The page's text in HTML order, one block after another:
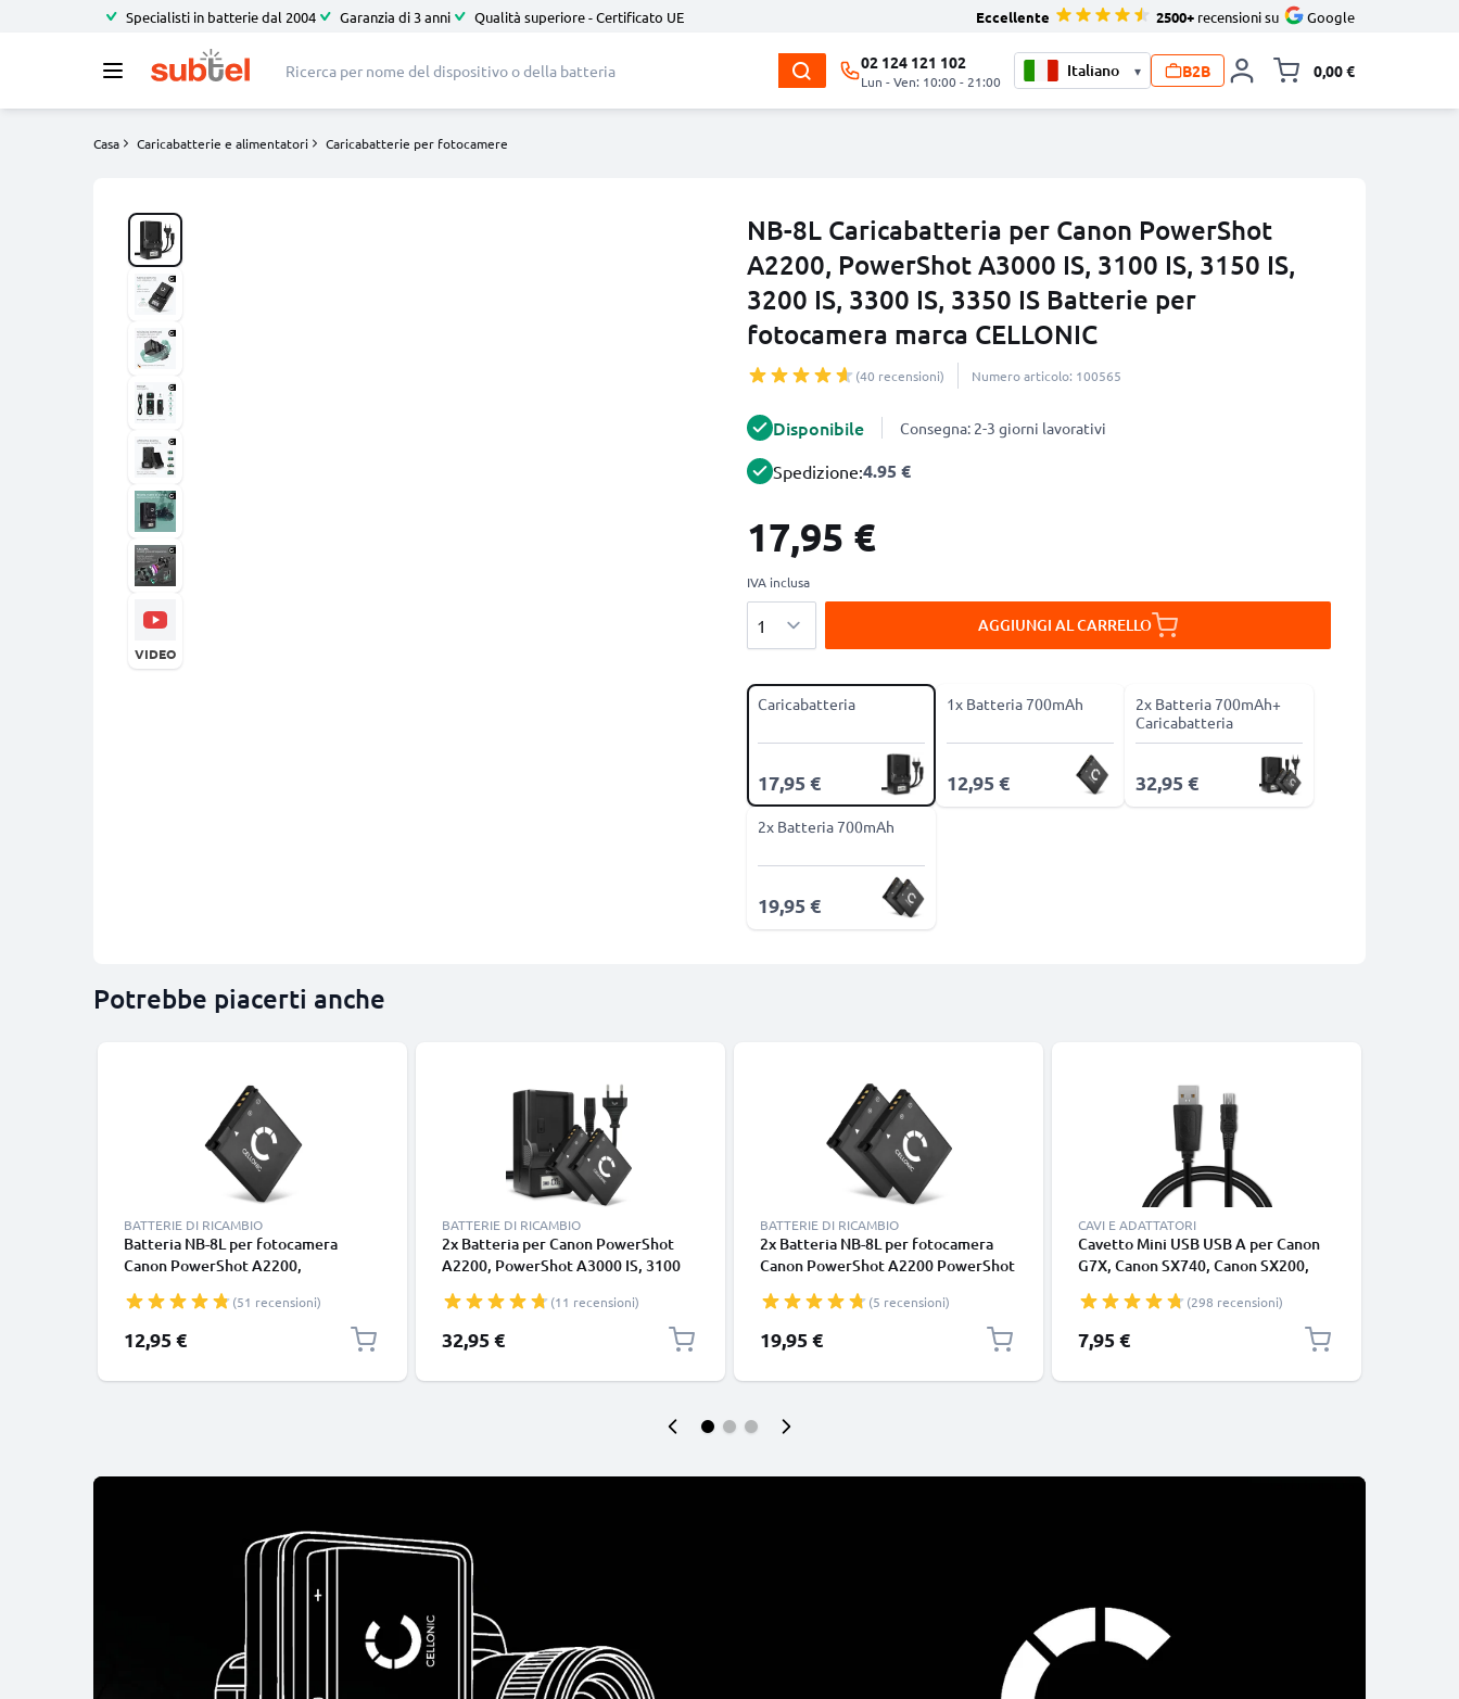
Specialisti in batterie dal 2004 Garanzia di 3 anni Qualità superiore - Certificato UE Eccellente 2500+ recensioni su Google
02 124 121 102
Lun - Ven: 10:00 - 21:00
▾ B2B 0,00 €
Casa Caricabatterie e alimentatori Caricabatterie per fotocamere
NB-8L Caricabatteria per Canon PowerShot
A2200, PowerShot A3000 IS, 3100 IS, 3150 IS,
3200 IS, 3300 IS, 3350 IS Batterie per
fotocamera marca CELLONIC
(40 recensioni) Numero articolo: 100565
VIDEO
Disponibile Consegna: 2-3 giorni lavorativi
Spedizione:4.95 €
17,95 €
IVA inclusa
AGGIUNGI AL CARRELLO
Caricabatteria
17,95 €
1x Batteria 700mAh
12,95 €
2x Batteria 700mAh+
Caricabatteria
32,95 €
2x Batteria 700mAh
19,95 €
Potrebbe piacerti anche
BATTERIE DI RICAMBIO
Batteria NB-8L per fotocamera
Canon PowerShot A2200,
IS, 3200 IS, 3300 IS, 3350 IS
Affidabile ricambio da 700mAh,
marca CELLONIC
(51 recensioni)
12,95 €
BATTERIE DI RICAMBIO
2x Batteria per Canon PowerShot
A2200, PowerShot A3000 IS, 3100
NB-8L 700mAh + Caricabatteria NB-
8L di Ricambio sostituzione scorta
(11 recensioni)
32,95 €
BATTERIE DI RICAMBIO
2x Batteria NB-8L per fotocamera
Canon PowerShot A2200 PowerShot
A3300 IS A3350 IS Affidabile
ricambio da 700mAh, marca
CELLONIC
(5 recensioni)
19,95 €
CAVI E ADATTATORI
Cavetto Mini USB USB A per Canon
G7X, Canon SX740, Canon SX200,
Canon 80D, Canon SX530, Canon
IXUS 185, lungo 1m, carica a 1A,
nero, in PVC
(298 recensioni)
7,95 €